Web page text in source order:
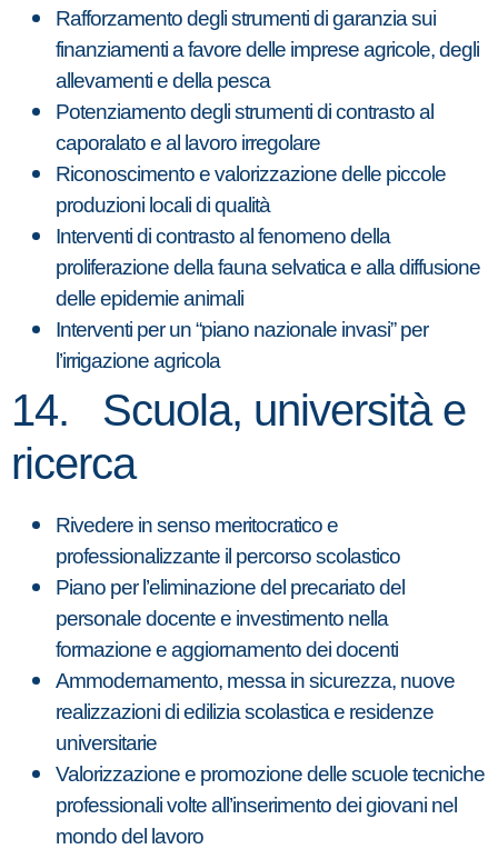
Rafforzamento degli strumenti di garanzia sui
finanziamenti a favore delle imprese agricole, degli
allevamenti e della pesca
Potenziamento degli strumenti di contrasto al
caporalato e al lavoro irregolare
Riconoscimento e valorizzazione delle piccole
produzioni locali di qualità
Interventi di contrasto al fenomeno della
proliferazione della fauna selvatica e alla diffusione
delle epidemie animali
Interventi per un “piano nazionale invasi” per
l’irrigazione agricola
14. Scuola, università e
ricerca
Rivedere in senso meritocratico e
professionalizzante il percorso scolastico
Piano per l’eliminazione del precariato del
personale docente e investimento nella
formazione e aggiornamento dei docenti
Ammodernamento, messa in sicurezza, nuove
realizzazioni di edilizia scolastica e residenze
universitarie
Valorizzazione e promozione delle scuole tecniche
professionali volte all’inserimento dei giovani nel
mondo del lavoro